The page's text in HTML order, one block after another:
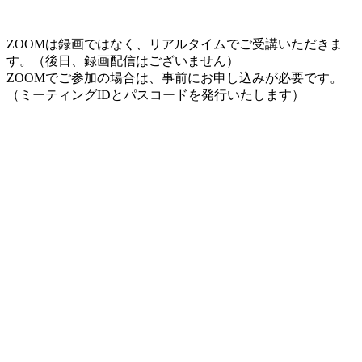
ZOOMは録画ではなく、リアルタイムでご受講いただきま
す。（後日、録画配信はございません）
ZOOMでご参加の場合は、事前にお申し込みが必要です。
（ミーティングIDとパスコードを発行いたします）